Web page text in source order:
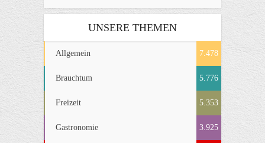
UNSERE THEMEN
Allgemein 7.478
Brauchtum 5.776
Freizeit 5.353
Gastronomie 3.925